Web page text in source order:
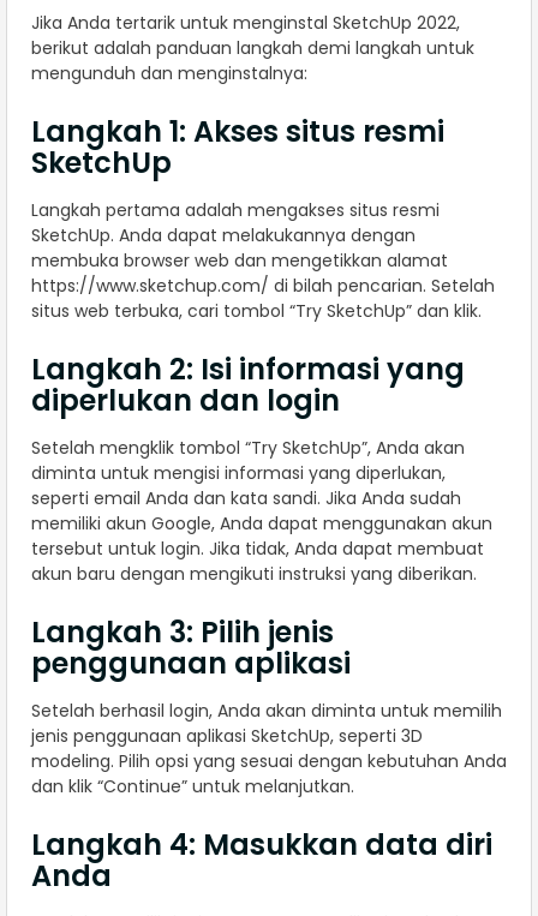
Jika Anda tertarik untuk menginstal SketchUp 2022,
berikut adalah panduan langkah demi langkah untuk
mengunduh dan menginstalnya:
Langkah 1: Akses situs resmi
SketchUp
Langkah pertama adalah mengakses situs resmi
SketchUp. Anda dapat melakukannya dengan
membuka browser web dan mengetikkan alamat
https://www.sketchup.com/ di bilah pencarian. Setelah
situs web terbuka, cari tombol “Try SketchUp” dan klik.
Langkah 2: Isi informasi yang
diperlukan dan login
Setelah mengklik tombol “Try SketchUp”, Anda akan
diminta untuk mengisi informasi yang diperlukan,
seperti email Anda dan kata sandi. Jika Anda sudah
memiliki akun Google, Anda dapat menggunakan akun
tersebut untuk login. Jika tidak, Anda dapat membuat
akun baru dengan mengikuti instruksi yang diberikan.
Langkah 3: Pilih jenis
penggunaan aplikasi
Setelah berhasil login, Anda akan diminta untuk memilih
jenis penggunaan aplikasi SketchUp, seperti 3D
modeling. Pilih opsi yang sesuai dengan kebutuhan Anda
dan klik “Continue” untuk melanjutkan.
Langkah 4: Masukkan data diri
Anda